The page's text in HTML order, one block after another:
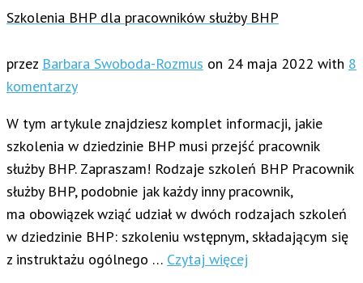
Szkolenia BHP dla pracowników służby BHP
przez Barbara Swoboda-Rozmus on 24 maja 2022 with 8
komentarzy
W tym artykule znajdziesz komplet informacji, jakie
szkolenia w dziedzinie BHP musi przejść pracownik
służby BHP. Zapraszam! Rodzaje szkoleń BHP Pracownik
służby BHP, podobnie jak każdy inny pracownik,
ma obowiązek wziąć udział w dwóch rodzajach szkoleń
w dziedzinie BHP: szkoleniu wstępnym, składającym się
z instruktażu ogólnego … Czytaj więcej